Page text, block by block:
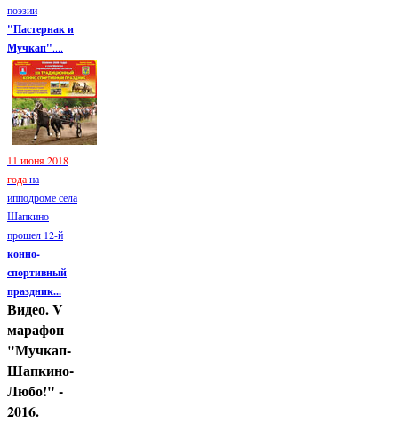
поэзии
"Пастернак и
Мучкап"....
11 июня 2018
годана
ипподроме села
Шапкино
прошел 12-й
конно-
спортивный
праздник...
Видео. V
марафон
"Мучкап-
Шапкино-
Любо!" -
2016.